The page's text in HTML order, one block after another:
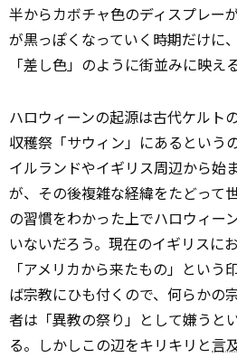
半からカボチャ色のディスプレー
が黒っぽくなっていく時期だけに
「差し色」のように街並みに映える
ハロウィーンの起源は古代ケルト
収穫祭「サウィン」にあるという
イルランドやイギリス周辺から始
が、その後複雑な経緯をたどって
の習慣をわかった上でハロウィー
いないだろう。現在のイギリスに
「アメリカから来たもの」という
ば宗教にひも付くので、何らかの
者は「異教の祭り」として嫌うと
る。しかしこの辺をキリキリと言